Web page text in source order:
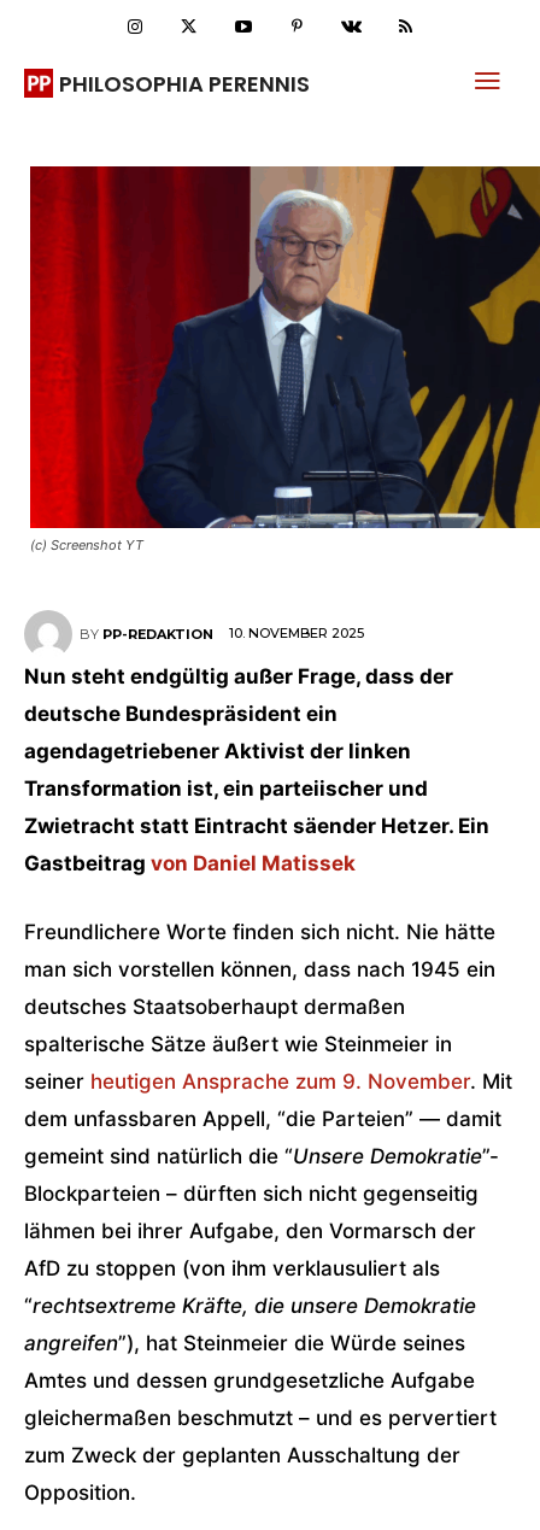
PHILOSOPHIA PERENNIS
(c) Screenshot YT
BY PP-REDAKTION 10. NOVEMBER 2025
Nun steht endgültig außer Frage, dass der
deutsche Bundespräsident ein
agendagetriebener Aktivist der linken
Transformation ist, ein parteiischer und
Zwietracht statt Eintracht säender Hetzer. Ein
Gastbeitrag von Daniel Matissek
Freundlichere Worte finden sich nicht. Nie hätte
man sich vorstellen können, dass nach 1945 ein
deutsches Staatsoberhaupt dermaßen
spalterische Sätze äußert wie Steinmeier in
seiner heutigen Ansprache zum 9. November. Mit
dem unfassbaren Appell, “die Parteien” — damit
gemeint sind natürlich die “Unsere Demokratie”-
Blockparteien – dürften sich nicht gegenseitig
lähmen bei ihrer Aufgabe, den Vormarsch der
AfD zu stoppen (von ihm verklausuliert als
“rechtsextreme Kräfte, die unsere Demokratie
angreifen”), hat Steinmeier die Würde seines
Amtes und dessen grundgesetzliche Aufgabe
gleichermaßen beschmutzt – und es pervertiert
zum Zweck der geplanten Ausschaltung der
Opposition.